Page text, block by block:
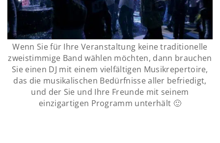
Wenn Sie für Ihre Veranstaltung keine traditionelle
zweistimmige Band wählen möchten, dann brauchen
Sie einen DJ mit einem vielfältigen Musikrepertoire,
das die musikalischen Bedürfnisse aller befriedigt,
und der Sie und Ihre Freunde mit seinem
einzigartigen Programm unterhält 🙂